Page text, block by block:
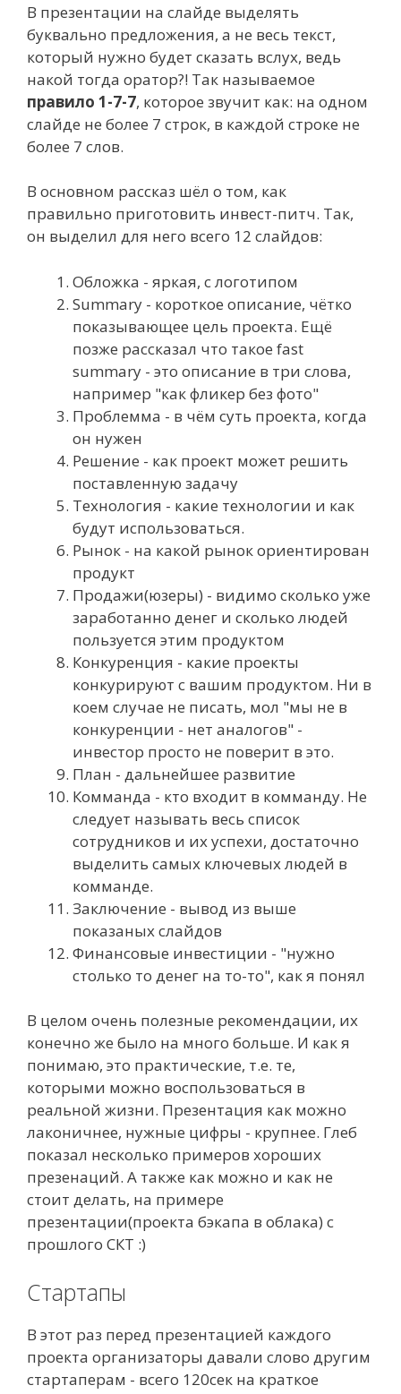
В презентации на слайде выделять
буквально предложения, а не весь текст,
который нужно будет сказать вслух, ведь
накой тогда оратор?! Так называемое
правило 1-7-7, которое звучит как: на одном
слайде не более 7 строк, в каждой строке не
более 7 слов.
В основном рассказ шёл о том, как
правильно приготовить инвест-питч. Так,
он выделил для него всего 12 слайдов:
Обложка - яркая, с логотипом
Summary - короткое описание, чётко
показывающее цель проекта. Ещё
позже рассказал что такое fast
summary - это описание в три слова,
например "как фликер без фото"
Проблемма - в чём суть проекта, когда
он нужен
Решение - как проект может решить
поставленную задачу
Технология - какие технологии и как
будут использоваться.
Рынок - на какой рынок ориентирован
продукт
Продажи(юзеры) - видимо сколько уже
заработанно денег и сколько людей
пользуется этим продуктом
Конкуренция - какие проекты
конкурируют с вашим продуктом. Ни в
коем случае не писать, мол "мы не в
конкуренции - нет аналогов" -
инвестор просто не поверит в это.
План - дальнейшее развитие
Комманда - кто входит в комманду. Не
следует называть весь список
сотрудников и их успехи, достаточно
выделить самых ключевых людей в
комманде.
Заключение - вывод из выше
показаных слайдов
Финансовые инвестиции - "нужно
столько то денег на то-то", как я понял
В целом очень полезные рекомендации, их
конечно же было на много больше. И как я
понимаю, это практические, т.е. те,
которыми можно воспользоваться в
реальной жизни. Презентация как можно
лаконичнее, нужные цифры - крупнее. Глеб
показал несколько примеров хороших
презенаций. А также как можно и как не
стоит делать, на примере
презентации(проекта бэкапа в облака) с
прошлого СКТ :)
Стартапы
В этот раз перед презентацией каждого
проекта организаторы давали слово другим
стартаперам - всего 120сек на краткое